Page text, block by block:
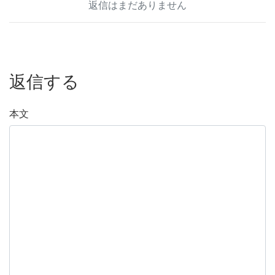
返信はまだありません
返信する
本文